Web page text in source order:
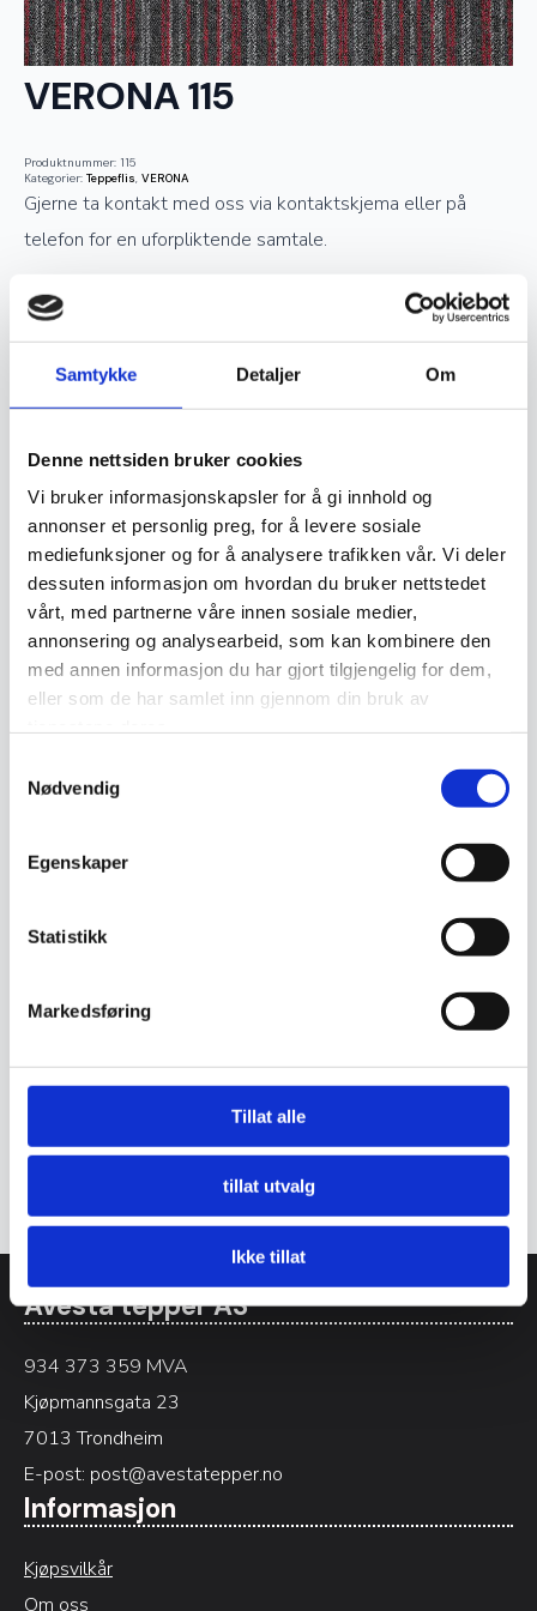
Samtykke Detaljer Om
Denne nettsiden bruker cookies
Vi bruker informasjonskapsler for å gi innhold og
annonser et personlig preg, for å levere sosiale
mediefunksjoner og for å analysere trafikken vår. Vi deler
dessuten informasjon om hvordan du bruker nettstedet
vårt, med partnerne våre innen sosiale medier,
annonsering og analysearbeid, som kan kombinere den
med annen informasjon du har gjort tilgjengelig for dem,
eller som de har samlet inn gjennom din bruk av
Nødvendig
Egenskaper
Statistikk
Markedsføring
Tillat alle
tillat utvalg
Ikke tillat
VERONA 115
Produktnummer: 115
Kategorier: Teppeflis, VERONA
Gjerne ta kontakt med oss via kontaktskjema eller på
telefon for en uforpliktende samtale.
Telefon: 73 51 03 07
Epost:post@avestatepper.no
Epost
Melding *
Omtaler (0)
Omtaler
Det er ingen omtaler ennå.
Bli den første til å omtale «VERONA 115»
for å legge inn en omtale.
Avesta tepper AS
934 373 359 MVA
Kjøpmannsgata 23
7013 Trondheim
E-post: post@avestatepper.no
Informasjon
Kjøpsvilkår
Om oss